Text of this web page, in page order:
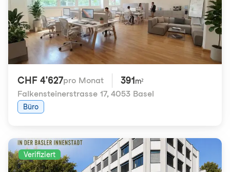
CHF 4'627pro Monat 391 m²
Falkensteinerstrasse 17, 4053 Basel
Büro
Verifiziert